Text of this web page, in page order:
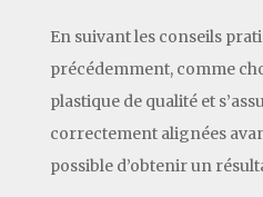
En suivant les conseils
précédemment, comme
plastique de qualité et
correctement alignées
possible d’obtenir un